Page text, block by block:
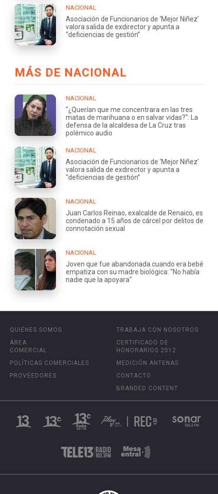
NACIONAL
Asociación de Funcionarios de ‘Mejor Niñez’
valora salida de exdirector y apunta a
“deficiencias de gestión”
MÁS DE NACIONAL
NACIONAL
"¿Querían que me concentrara en las tres
matas de marihuana o en salvar vidas?": La
defensa de la alcaldesa de La Cruz tras
polémico audio
NACIONAL
Asociación de Funcionarios de ‘Mejor Niñez’
valora salida de exdirector y apunta a
“deficiencias de gestión”
NACIONAL
Juan Carlos Reinao, exalcalde de Renaico, es
condenado a 15 años de cárcel por delitos de
connotación sexual
NACIONAL
Joven que fue abandonada cuando era bebé
empatiza con su madre biológica: "No había
nadie que la apoyara"
QUIÉNES SOMOS
ÁREA
COMERCIAL
POLÍTICAS COMERCIALES
PROVEEDORES
TRABAJA CON NOSOTROS
CERTIFICADO DE
HONORARIOS 2012
MEDICIÓN ANTENAS
CONTACTO
BRANDED CONTENT